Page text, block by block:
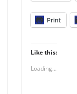
Print
Like this:
Loading...